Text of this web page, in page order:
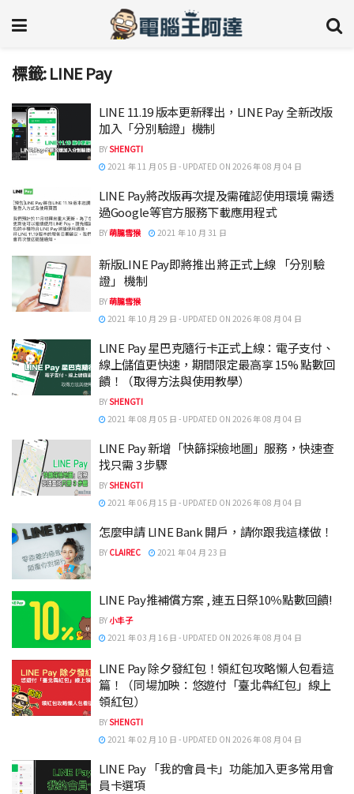
標籤:LINE Pay
LINE 11.19 版本更新釋出，LINE Pay 全新改版
加入「分別驗證」機制
BYSHENGTI
2021 年 11 月 05 日 - UPDATED ON 2026 年 08 月 04 日
LINE Pay將改版再次提及需確認使用環境 需透
過Google等官方服務下載應用程式
BY萌朧雪猴 2021 年 10 月 31 日
新版LINE Pay即將推出 將正式上線 「分別驗
證」 機制
BY萌朧雪猴
2021 年 10 月 29 日 - UPDATED ON 2026 年 08 月 04 日
LINE Pay 星巴克隨行卡正式上線：電子支付、
線上儲值更快速，期間限定最高享 15% 點數回
饋！（取得方法與使用教學）
BYSHENGTI
2021 年 08 月 05 日 - UPDATED ON 2026 年 08 月 04 日
LINE Pay 新增「快篩採檢地圖」服務，快速查
找只需 3 步驟
BYSHENGTI
2021 年 06 月 15 日 - UPDATED ON 2026 年 08 月 04 日
怎麼申請 LINE Bank 開戶，請你跟我這樣做！
BY CLAIREC 2021 年 04 月 23 日
LINE Pay推補償方案 , 連五日祭10％點數回饋!
BY小丰子
2021 年 03 月 16 日 - UPDATED ON 2026 年 08 月 04 日
LINE Pay 除夕發紅包！領紅包攻略懶人包看這
篇！（同場加映：悠遊付「臺北犇紅包」線上
領紅包）
BYSHENGTI
2021 年 02 月 10 日 - UPDATED ON 2026 年 08 月 04 日
LINE Pay 「我的會員卡」功能加入更多常用會
員卡選項